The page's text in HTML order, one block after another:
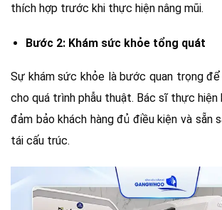
thích hợp trước khi thực hiện nâng mũi.
Bước 2: Khám sức khỏe tổng quát
Sự khám sức khỏe là bước quan trọng
cho quá trình phẫu thuật. Bác sĩ thực
đảm bảo khách hàng đủ điều kiện và sẵn
tái cấu trúc.